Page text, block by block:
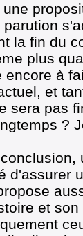
parution
la fin du
plus
encore à
et
sera pas
?
d'assurer
et